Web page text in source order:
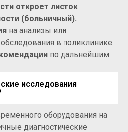
откроет листок
(больничный).
на анализы или
в поликлинике.
по дальнейшим
исследования
оборудования на
диагностические